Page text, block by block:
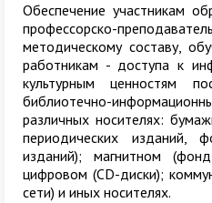
Обеспечение участникам
профессорско-
методическому составу,
работникам - доступа к
культурным ценностям
библиотечно-
различных носителях:
периодических изданий,
изданий); магнитном
цифровом (CD-диски);
сети) и иных носителях.